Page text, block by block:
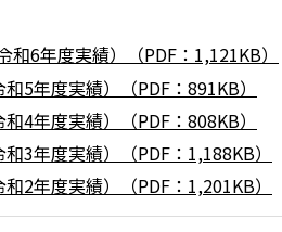
6年度実績）（PDF：1,121KB）
5年度実績）（PDF：891KB）
4年度実績）（PDF：808KB）
3年度実績）（PDF：1,188KB）
2年度実績）（PDF：1,201KB）